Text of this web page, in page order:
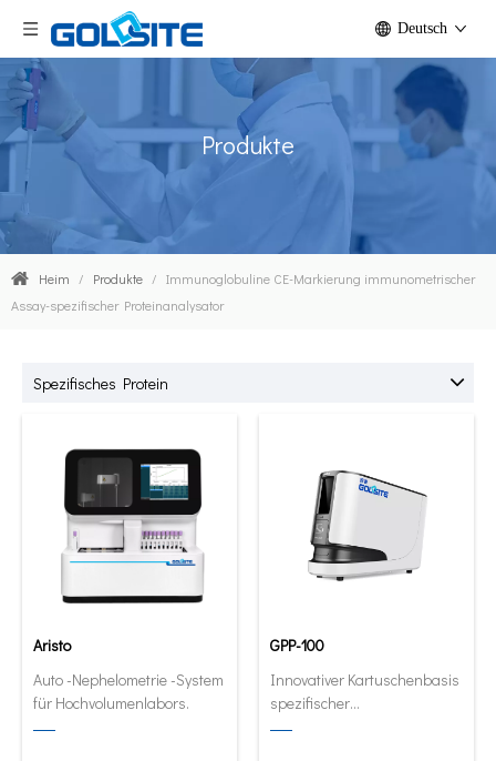
Deutsch
Produkte
Heim / Produkte / Immunoglobuline CE-Markierung immunometrischer
Assay-spezifischer Proteinanalysator
Spezifisches Protein
Aristo
Auto -Nephelometrie -System
für Hochvolumenlabors.
GPP-100
Innovativer Kartuschenbasis
spezifischer
Proteinanalysator. Full